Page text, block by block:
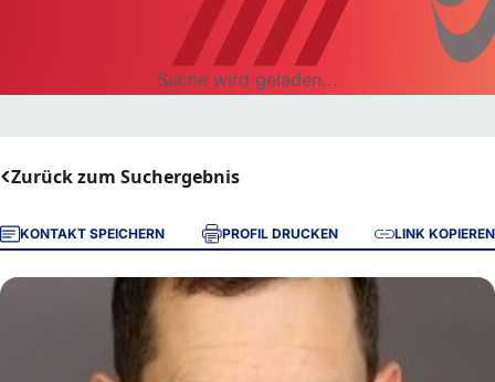
Suche wird geladen...
Zurück zum Suchergebnis
KONTAKT SPEICHERN PROFIL DRUCKEN LINK KOPIEREN